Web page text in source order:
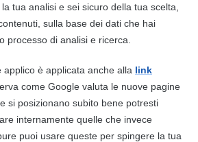
tua analisi e sei sicuro della tua scelta,
sulla base dei dati che hai
processo di analisi e ricerca.
è applicata anche alla link
come Google valuta le nuove pagine
si posizionano subito bene potresti
internamente quelle che invece
puoi usare queste per spingere la tua